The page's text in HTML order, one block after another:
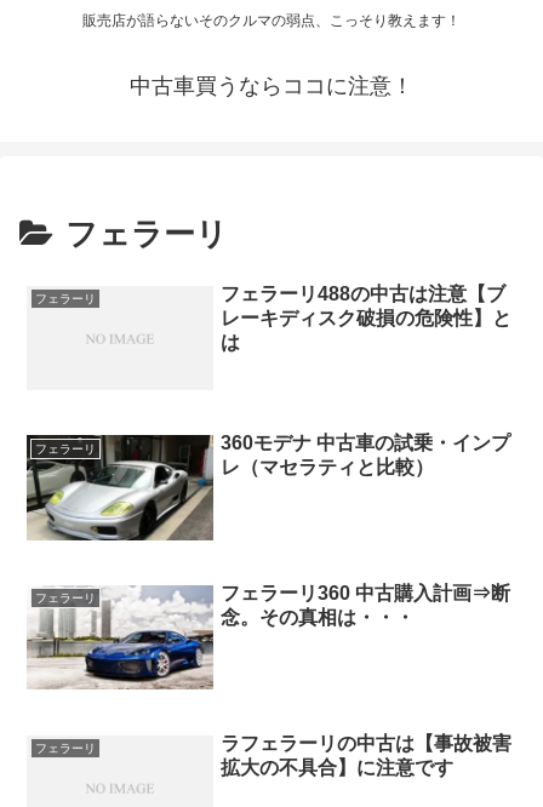
販売店が語らないそのクルマの弱点、こっそり教えます！
中古車買うならココに注意！
フェラーリ
フェラーリ
フェラーリ488の中古は注意【ブ
レーキディスク破損の危険性】と
は
フェラーリ
360モデナ 中古車の試乗・インプ
レ（マセラティと比較）
フェラーリ
フェラーリ360 中古購入計画⇒断
念。その真相は・・・
フェラーリ
ラフェラーリの中古は【事故被害
拡大の不具合】に注意です